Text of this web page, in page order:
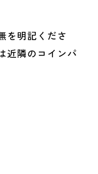
を明記くださ
近隣のコインパ